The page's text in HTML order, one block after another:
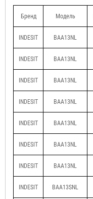
Бренд Модель
INDESIT BAA13NL
INDESIT BAA13NL
INDESIT BAA13NL
INDESIT BAA13NL
INDESIT BAA13NL
INDESIT BAA13NL
INDESIT BAA13NL
INDESIT BAA13SNL